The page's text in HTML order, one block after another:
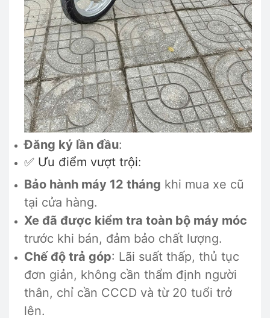
Đăng ký lần đầu:
✅ Ưu điểm vượt trội:
Bảo hành máy 12 tháng khi mua xe cũ
tại cửa hàng.
Xe đã được kiểm tra toàn bộ máy móc
trước khi bán, đảm bảo chất lượng.
Chế độ trả góp: Lãi suất thấp, thủ tục
đơn giản, không cần thẩm định người
thân, chỉ cần CCCD và từ 20 tuổi trở
lên.